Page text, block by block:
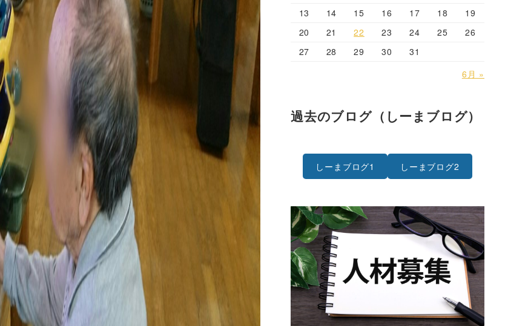
13
14 15 16 17 18
19
20
21 22 23 24 25
26
27
28 29 30
31
6月 »
過去のブログ（しーまブログ）
しーまブログ1 しーまブログ2